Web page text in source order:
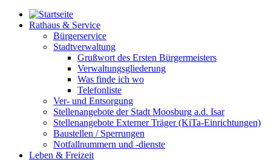
Rathaus & Service
Bürgerservice
Stadtverwaltung
Grußwort des Ersten Bürgermeisters
Verwaltungsgliederung
Was finde ich wo
Telefonliste
Ver- und Entsorgung
Stellenangebote der Stadt Moosburg a.d. Isar
Stellenangebote Externer Träger (KiTa-Einrichtungen)
Baustellen / Sperrungen
Notfallnummern und -dienste
Leben & Freizeit